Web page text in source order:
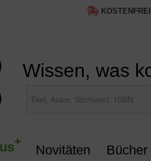
Wissen, was
+
Novitäten Bücher